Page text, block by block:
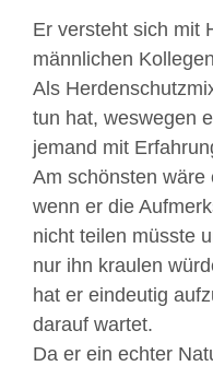
Er versteht sich mit
männlichen
Als
tun hat, weswegen
jemand mit
Am schönsten wäre
wenn er die
nicht teilen müsste
nur ihn kraulen
hat er eindeutig
darauf wartet.
Da er ein echter